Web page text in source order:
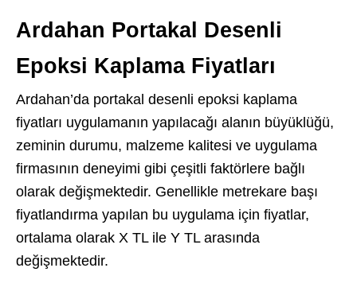
Ardahan Portakal Desenli
Epoksi Kaplama Fiyatları
Ardahan’da portakal desenli epoksi kaplama
fiyatları uygulamanın yapılacağı alanın büyüklüğü,
zeminin durumu, malzeme kalitesi ve uygulama
firmasının deneyimi gibi çeşitli faktörlere bağlı
olarak değişmektedir. Genellikle metrekare başı
fiyatlandırma yapılan bu uygulama için fiyatlar,
ortalama olarak X TL ile Y TL arasında
değişmektedir.